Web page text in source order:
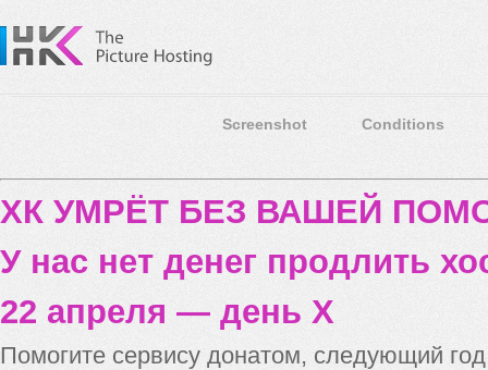
Screenshot Conditions
ХК УМРЁТ БЕЗ ВАШЕЙ
У нас нет денег продлить
22 апреля — день X
Помогите сервису донатом, следующий